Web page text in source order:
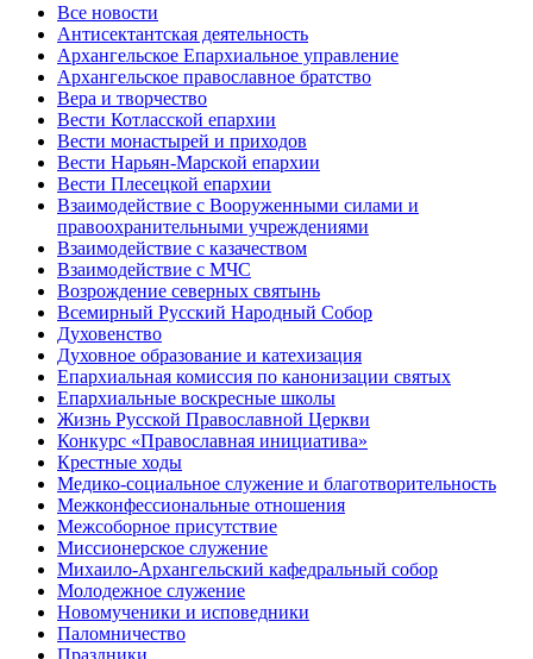
Все новости
Антисектантская деятельность
Архангельское Епархиальное управление
Архангельское православное братство
Вера и творчество
Вести Котласской епархии
Вести монастырей и приходов
Вести Нарьян-Марской епархии
Вести Плесецкой епархии
Взаимодействие с Вооруженными силами и
правоохранительными учреждениями
Взаимодействие с казачеством
Взаимодействие с МЧС
Возрождение северных святынь
Всемирный Русский Народный Собор
Духовенство
Духовное образование и катехизация
Епархиальная комиссия по канонизации святых
Епархиальные воскресные школы
Жизнь Русской Православной Церкви
Конкурс «Православная инициатива»
Крестные ходы
Медико-социальное служение и благотворительность
Межконфессиональные отношения
Межсоборное присутствие
Миссионерское служение
Михаило-Архангельский кафедральный собор
Молодежное служение
Новомученики и исповедники
Паломничество
Праздники